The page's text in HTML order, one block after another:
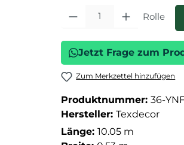
Produkt Anzahl: Gib den
Rolle
Jetzt Frage zum
Zum Merkzettel hinzufügen
Produktnummer: 36-
Hersteller: Texdecor
Länge: 10.05 m